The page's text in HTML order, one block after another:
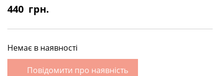
440 грн.
Немає в наявності
Повідомити про наявність